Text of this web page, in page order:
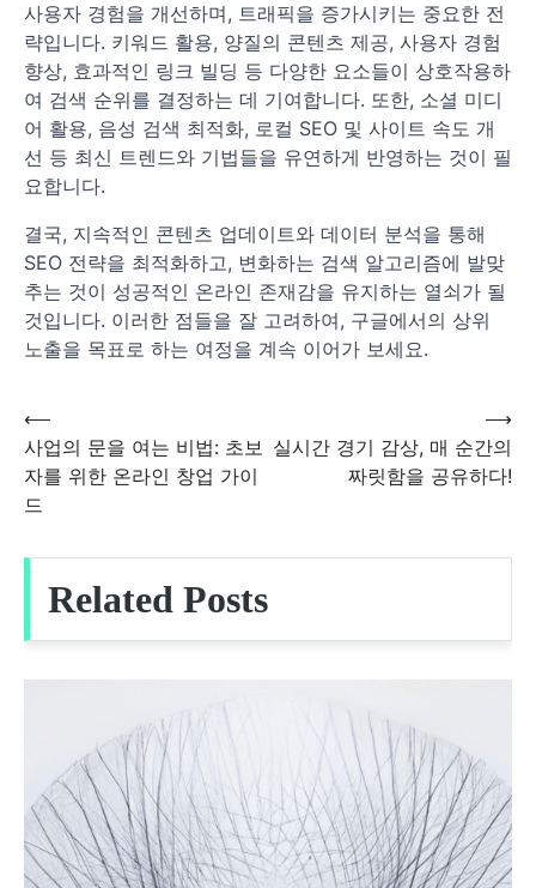
사용자 경험을 개선하며, 트래픽을 증가시키는 중요한 전
략입니다. 키워드 활용, 양질의 콘텐츠 제공, 사용자 경험
향상, 효과적인 링크 빌딩 등 다양한 요소들이 상호작용하
여 검색 순위를 결정하는 데 기여합니다. 또한, 소셜 미디
어 활용, 음성 검색 최적화, 로컬 SEO 및 사이트 속도 개
선 등 최신 트렌드와 기법들을 유연하게 반영하는 것이 필
요합니다.
결국, 지속적인 콘텐츠 업데이트와 데이터 분석을 통해
SEO 전략을 최적화하고, 변화하는 검색 알고리즘에 발맞
추는 것이 성공적인 온라인 존재감을 유지하는 열쇠가 될
것입니다. 이러한 점들을 잘 고려하여, 구글에서의 상위
노출을 목표로 하는 여정을 계속 이어가 보세요.
글
색
⟵
사업의 문을 여는 비법: 초보
자를 위한 온라인 창업 가이
드
실시간 경기 감상, 매 순간의
짜릿함을 공유하다!
⟶
Related Posts